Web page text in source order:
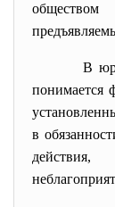
В
понимается
в